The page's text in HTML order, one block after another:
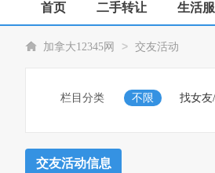
首页 二手转让 生活
加拿大12345网 > 交友活动
栏目分类 不限 找女
交友活动信息